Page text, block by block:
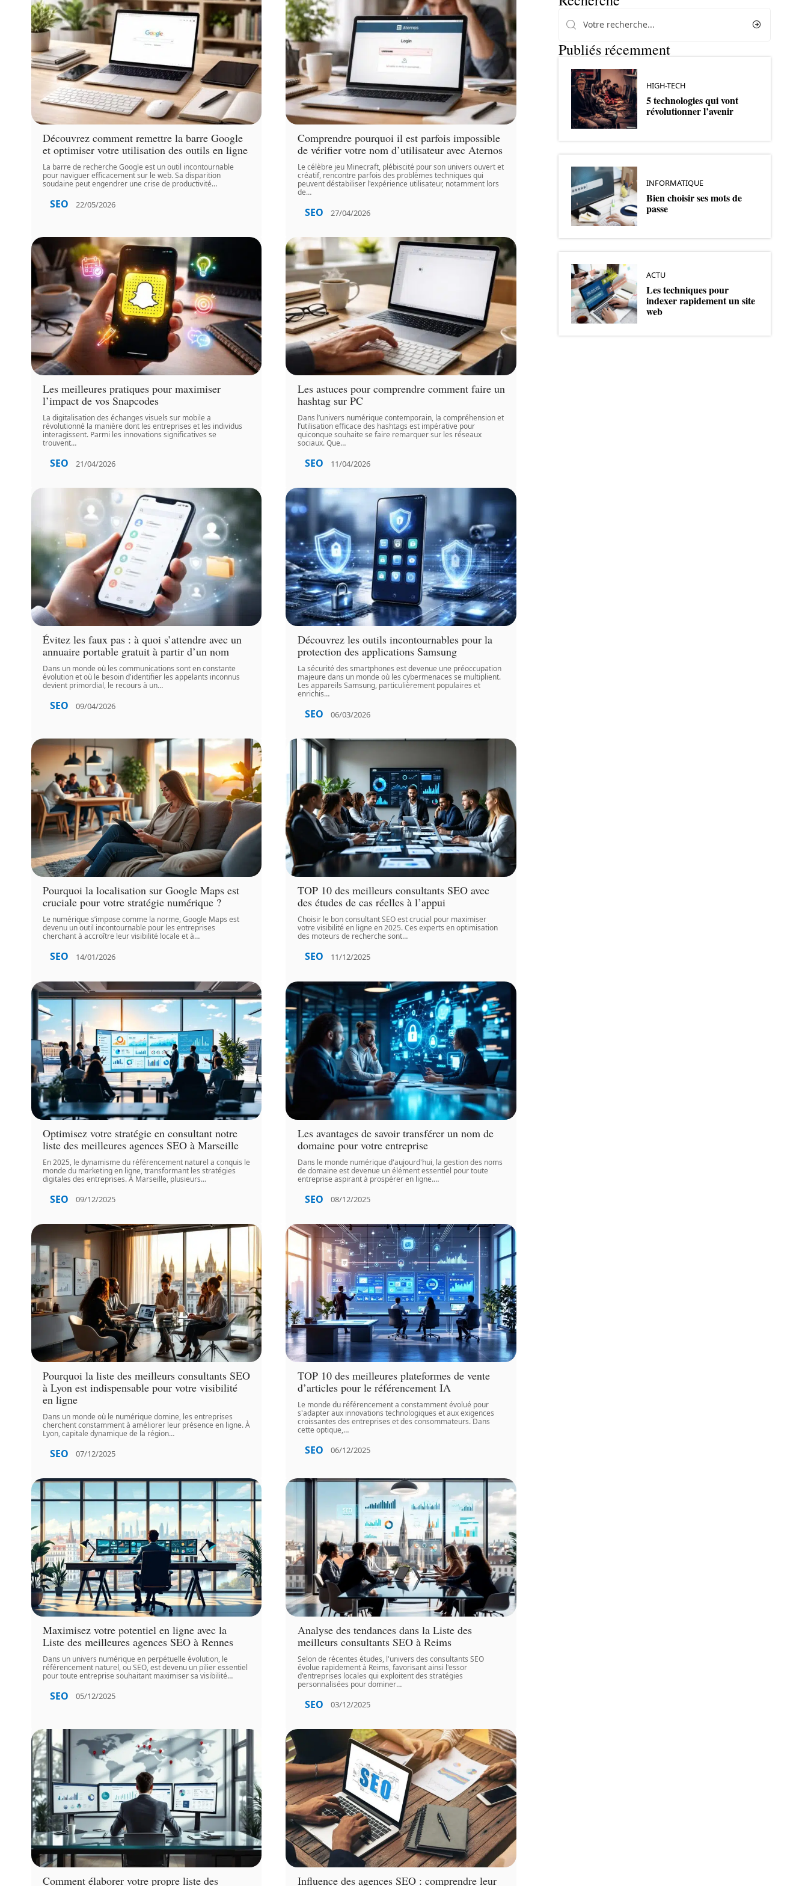
Découvrez comment remettre la barre Google
et optimiser votre utilisation des outils en ligne
La barre de recherche Google est un outil incontournable
pour naviguer efficacement sur le web. Sa disparition
soudaine peut engendrer une crise de productivité…
SEO 22/05/2026
Comprendre pourquoi il est parfois impossible
de vérifier votre nom d’utilisateur avec Aternos
Le célèbre jeu Minecraft, plébiscité pour son univers ouvert et
créatif, rencontre parfois des problèmes techniques qui
peuvent déstabiliser l'expérience utilisateur, notamment lors
de…
SEO 27/04/2026
Les meilleures pratiques pour maximiser
l’impact de vos Snapcodes
La digitalisation des échanges visuels sur mobile a
révolutionné la manière dont les entreprises et les individus
interagissent. Parmi les innovations significatives se
trouvent…
SEO 21/04/2026
Les astuces pour comprendre comment faire un
hashtag sur PC
Dans l’univers numérique contemporain, la compréhension et
l’utilisation efficace des hashtags est impérative pour
quiconque souhaite se faire remarquer sur les réseaux
sociaux. Que…
SEO 11/04/2026
Évitez les faux pas : à quoi s’attendre avec un
annuaire portable gratuit à partir d’un nom
Dans un monde où les communications sont en constante
évolution et où le besoin d'identifier les appelants inconnus
devient primordial, le recours à un…
SEO 09/04/2026
Découvrez les outils incontournables pour la
protection des applications Samsung
La sécurité des smartphones est devenue une préoccupation
majeure dans un monde où les cybermenaces se multiplient.
Les appareils Samsung, particulièrement populaires et
enrichis…
SEO 06/03/2026
Pourquoi la localisation sur Google Maps est
cruciale pour votre stratégie numérique ?
Le numérique s’impose comme la norme, Google Maps est
devenu un outil incontournable pour les entreprises
cherchant à accroître leur visibilité locale et à…
SEO 14/01/2026
TOP 10 des meilleurs consultants SEO avec
des études de cas réelles à l’appui
Choisir le bon consultant SEO est crucial pour maximiser
votre visibilité en ligne en 2025. Ces experts en optimisation
des moteurs de recherche sont…
SEO 11/12/2025
Optimisez votre stratégie en consultant notre
liste des meilleures agences SEO à Marseille
En 2025, le dynamisme du référencement naturel a conquis le
monde du marketing en ligne, transformant les stratégies
digitales des entreprises. À Marseille, plusieurs…
SEO 09/12/2025
Les avantages de savoir transférer un nom de
domaine pour votre entreprise
Dans le monde numérique d'aujourd'hui, la gestion des noms
de domaine est devenue un élément essentiel pour toute
entreprise aspirant à prospérer en ligne.…
SEO 08/12/2025
Pourquoi la liste des meilleurs consultants SEO
à Lyon est indispensable pour votre visibilité
en ligne
Dans un monde où le numérique domine, les entreprises
cherchent constamment à améliorer leur présence en ligne. À
Lyon, capitale dynamique de la région…
SEO 07/12/2025
TOP 10 des meilleures plateformes de vente
d’articles pour le référencement IA
Le monde du référencement a constamment évolué pour
s'adapter aux innovations technologiques et aux exigences
croissantes des entreprises et des consommateurs. Dans
cette optique,…
SEO 06/12/2025
Maximisez votre potentiel en ligne avec la
Liste des meilleures agences SEO à Rennes
Dans un univers numérique en perpétuelle évolution, le
référencement naturel, ou SEO, est devenu un pilier essentiel
pour toute entreprise souhaitant maximiser sa visibilité…
SEO 05/12/2025
Analyse des tendances dans la Liste des
meilleurs consultants SEO à Reims
Selon de récentes études, l'univers des consultants SEO
évolue rapidement à Reims, favorisant ainsi l'essor
d'entreprises locales qui exploitent des stratégies
personnalisées pour dominer…
SEO 03/12/2025
Comment élaborer votre propre liste des
Influence des agences SEO : comprendre leur
Publiés récemment
HIGH-TECH
5 technologies qui vont
révolutionner l’avenir
INFORMATIQUE
Bien choisir ses mots de
passe
ACTU
Les techniques pour
indexer rapidement un site
web